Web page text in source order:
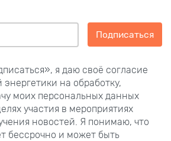
Подписаться
я даю своё согласие
на обработку,
моих персональных данных
участия в мероприятиях
новостей. Я понимаю, что
бессрочно и может быть